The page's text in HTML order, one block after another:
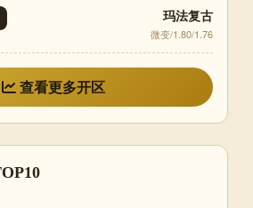
玛法复古
微变/1.80/1.76
查看更多开区